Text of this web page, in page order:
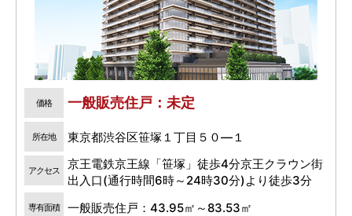
価格 一般販売住戸：未定
所在地 東京都渋谷区笹塚１丁目５０―１
アクセス
京王電鉄京王線「笹塚」徒歩4分京王クラウン街
出入口(通行時間6時～24時30分)より徒歩3分
専有面積 一般販売住戸：43.95㎡～83.53㎡